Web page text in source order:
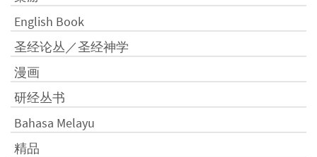
English Book
圣经论丛／圣经神学
漫画
研经丛书
Bahasa Melayu
精品